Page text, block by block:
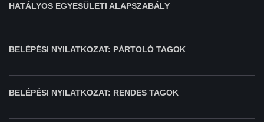
HATÁLYOS EGYESÜLETI ALAPSZABÁLY
BELÉPÉSI NYILATKOZAT: PÁRTOLÓ TAGOK
BELÉPÉSI NYILATKOZAT: RENDES TAGOK